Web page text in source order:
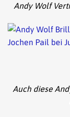
Andy Wolf
Auch diese